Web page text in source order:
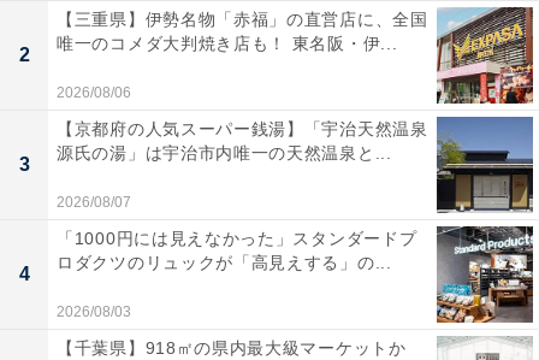
2
【三重県】伊勢名物「赤福」の直営店に、全国
唯一のコメダ大判焼き店も！ 東名阪・伊...
2026/08/06
3
【京都府の人気スーパー銭湯】「宇治天然温泉
源氏の湯」は宇治市内唯一の天然温泉と...
2026/08/07
4
「1000円には見えなかった」スタンダードプ
ロダクツのリュックが「高見えする」の...
2026/08/03
【千葉県】918㎡の県内最大級マーケットか